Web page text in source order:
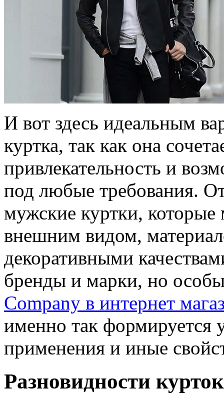
И вот здесь идеальным
куртка, так как она
привлекательность и
под любые требования.
мужские куртки, которые
внешним видом,
декоративными
бренды и марки, но
Company в интернет
именно так формируется
применения и иные
Разновидности курток